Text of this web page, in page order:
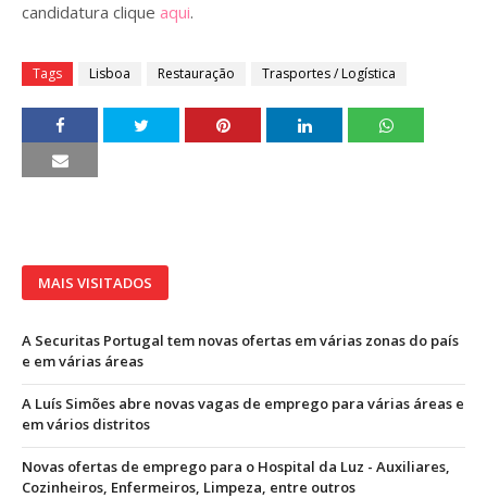
candidatura clique aqui.
Tags Lisboa Restauração Trasportes / Logística
MAIS VISITADOS
A Securitas Portugal tem novas ofertas em várias zonas do país
e em várias áreas
A Luís Simões abre novas vagas de emprego para várias áreas e
em vários distritos
Novas ofertas de emprego para o Hospital da Luz - Auxiliares,
Cozinheiros, Enfermeiros, Limpeza, entre outros